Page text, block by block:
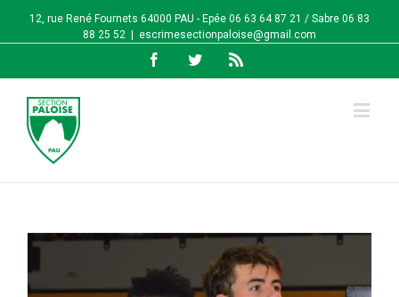
12, rue René Fournets 64000 PAU - Epée 06 63 64 87 21 / Sabre 06 83
88 25 52
escrimesectionpaloise@gmail.com
FacebookTwitter